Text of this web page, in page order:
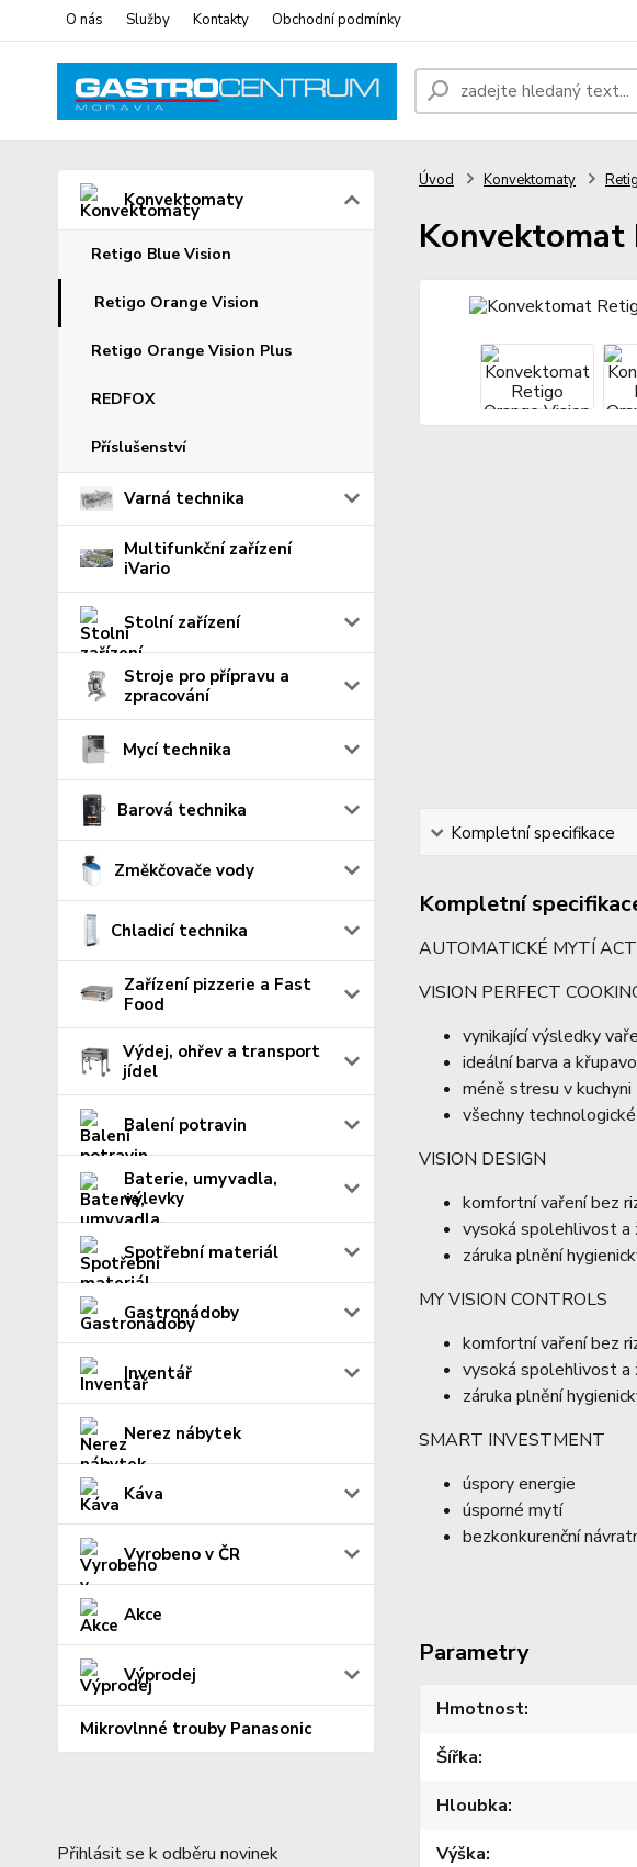
O nás Služby Kontakty Obchodní podmínky
Konvektomaty
Retigo Blue Vision
Retigo Orange Vision
Retigo Orange Vision Plus
REDFOX
Příslušenství
Varná technika
Multifunkční zařízení
iVario
Stolní zařízení
Stroje pro přípravu a
zpracování
Mycí technika
Barová technika
Změkčovače vody
Chladicí technika
Zařízení pizzerie a Fast
Food
Výdej, ohřev a transport
jídel
Balení potravin
Baterie, umyvadla,
výlevky
Spotřební materiál
Gastronádoby
Inventář
Nerez nábytek
Káva
Vyrobeno v ČR
Akce
Výprodej
Mikrovlnné trouby Panasonic
Přihlásit se k odběru novinek
Úvod Konvektomaty
Konvektomat
Kompletní specifikace
Kompletní
AUTOMATICKÉ MYTÍ
VISION PERFECT
vynikající výsledky
ideální barva a
méně stresu v kuchyni
všechny
VISION DESIGN
komfortní vaření bez
vysoká spolehlivost
záruka plnění
MY VISION CONTROLS
komfortní vaření bez
vysoká spolehlivost
záruka plnění
SMART INVESTMENT
úspory energie
úsporné mytí
bezkonkurenční
Parametry
Hmotnost
Šířka
Hloubka
Výška